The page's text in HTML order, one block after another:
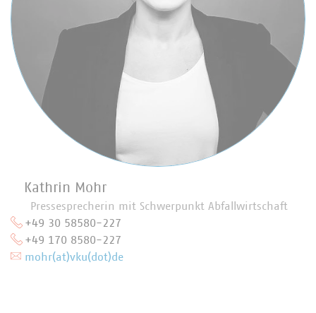
Kathrin Mohr
Pressesprecherin mit Schwerpunkt Abfallwirtschaft
+49 30 58580-227
+49 170 8580-227
mohr(at)vku(dot)de